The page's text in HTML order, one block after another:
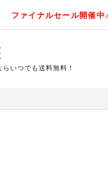
ファイナルセール開催中♪
いつでも送料無料！